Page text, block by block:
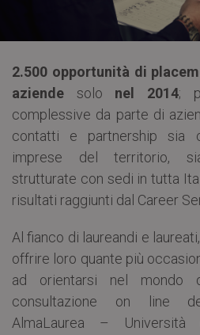
2.500 opportunità di
aziende solo nel 2014;
complessive da parte di
contatti e partnership sia
imprese del territorio,
strutturate con sedi in tutta
risultati raggiunti dal Career
Al fianco di laureandi e
offrire loro quante più
ad orientarsi nel mondo
consultazione on line
AlmaLaurea – Università